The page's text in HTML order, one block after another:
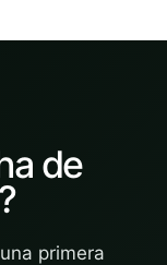
de
primera